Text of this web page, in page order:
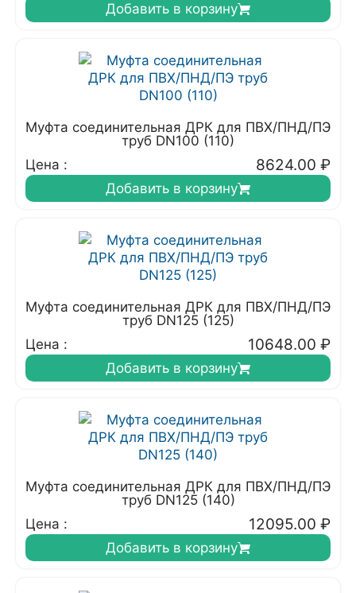
Добавить в корзину
Муфта соединительная ДРК для ПВХ/ПНД/ПЭ
труб DN100 (110)
Цена :
8624.00 ₽
Добавить в корзину
Муфта соединительная ДРК для ПВХ/ПНД/ПЭ
труб DN125 (125)
Цена :
10648.00 ₽
Добавить в корзину
Муфта соединительная ДРК для ПВХ/ПНД/ПЭ
труб DN125 (140)
Цена :
12095.00 ₽
Добавить в корзину